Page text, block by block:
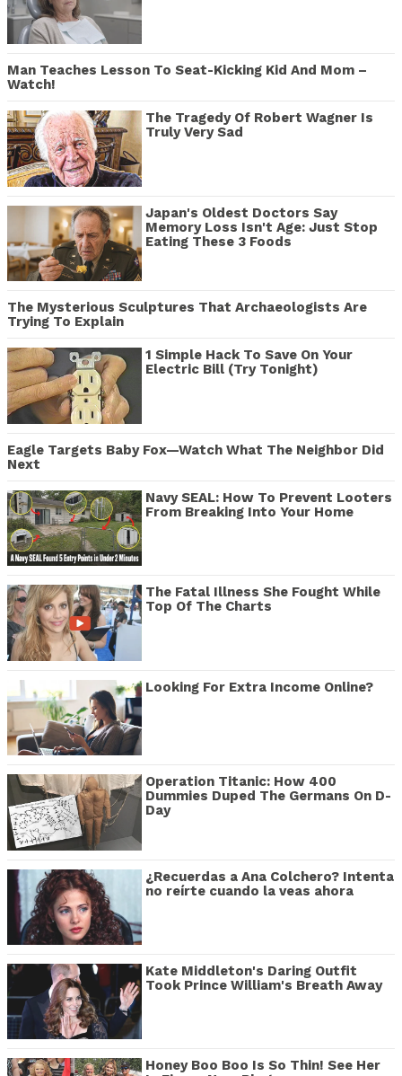
Man Teaches Lesson To Seat-Kicking Kid And Mom –
Watch!
The Tragedy Of Robert Wagner Is
Truly Very Sad
Japan's Oldest Doctors Say
Memory Loss Isn't Age: Just Stop
Eating These 3 Foods
The Mysterious Sculptures That Archaeologists Are
Trying To Explain
1 Simple Hack To Save On Your
Electric Bill (Try Tonight)
Eagle Targets Baby Fox—Watch What The Neighbor Did
Next
Navy SEAL: How To Prevent Looters
From Breaking Into Your Home
The Fatal Illness She Fought While
Top Of The Charts
Looking For Extra Income Online?
Operation Titanic: How 400
Dummies Duped The Germans On D-
Day
¿Recuerdas a Ana Colchero? Intenta
no reírte cuando la veas ahora
Kate Middleton's Daring Outfit
Took Prince William's Breath Away
Honey Boo Boo Is So Thin! See Her